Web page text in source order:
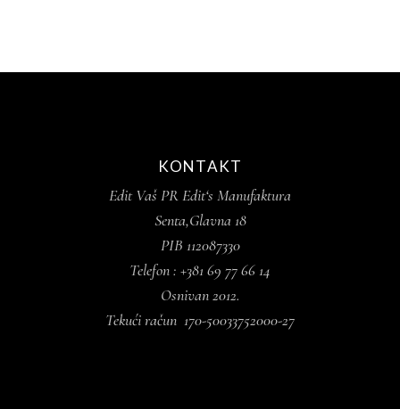
KONTAKT
Edit Vaš PR Edit‘s Manufaktura
Senta,Glavna 18
PIB 112087330
Telefon : +381 69 77 66 14
Osnivan 2012.
Tekući račun 170-50033752000-27